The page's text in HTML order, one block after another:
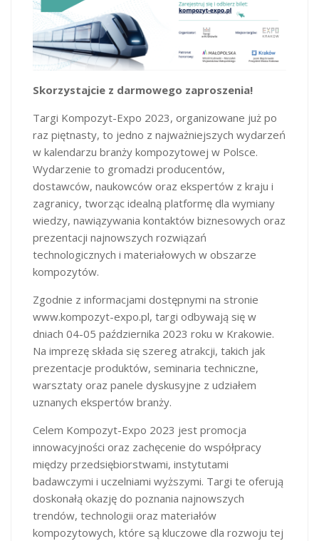
Skorzystajcie z darmowego zaproszenia!
Targi Kompozyt-Expo 2023, organizowane już po
raz piętnasty, to jedno z najważniejszych wydarzeń
w kalendarzu branży kompozytowej w Polsce.
Wydarzenie to gromadzi producentów,
dostawców, naukowców oraz ekspertów z kraju i
zagranicy, tworząc idealną platformę dla wymiany
wiedzy, nawiązywania kontaktów biznesowych oraz
prezentacji najnowszych rozwiązań
technologicznych i materiałowych w obszarze
kompozytów.
Zgodnie z informacjami dostępnymi na stronie
www.kompozyt-expo.pl, targi odbywają się w
dniach 04-05 października 2023 roku w Krakowie.
Na imprezę składa się szereg atrakcji, takich jak
prezentacje produktów, seminaria techniczne,
warsztaty oraz panele dyskusyjne z udziałem
uznanych ekspertów branży.
Celem Kompozyt-Expo 2023 jest promocja
innowacyjności oraz zachęcenie do współpracy
między przedsiębiorstwami, instytutami
badawczymi i uczelniami wyższymi. Targi te oferują
doskonałą okazję do poznania najnowszych
trendów, technologii oraz materiałów
kompozytowych, które są kluczowe dla rozwoju tej